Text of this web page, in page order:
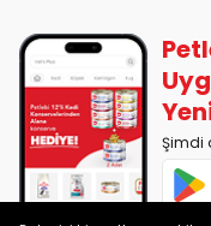
PETLEBİ EVCİL HAYVAN
1. Alaşar Cad. No: 9
Şimdi